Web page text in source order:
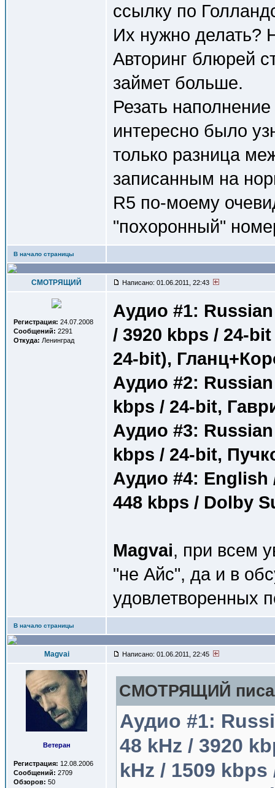
ссылку по
Их нужно делать?
Авторинг блюрей
займет больше.
Резать
интересно было
только разница
записанным на
R5 по-моему
"похоронный"
В начало страницы
СМОТРЯЩИЙ Написано: 01.06.2011, 22:43
Регистрация: 24.07.2008
Сообщений: 2291
Откуда: Ленинград
Аудио #1:
/ 3920 kbps / 24-
24-bit),
Аудио #2:
kbps / 24-bit,
Аудио #3:
kbps / 24-bit,
Аудио #4: English
448 kbps / Dolby
Magvai, при всем
"не Айс", да и в
удовлетворенных
В начало страницы
Magvai Написано: 01.06.2011, 22:45
Ветеран
Регистрация: 12.08.2006
Сообщений: 2709
Обзоров: 50
СМОТРЯЩИЙ
Аудио #1:
48 kHz / 3920
kHz / 1509